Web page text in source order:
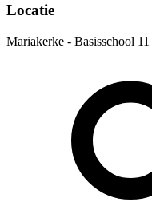
Locatie
Mariakerke - Basisschool 11